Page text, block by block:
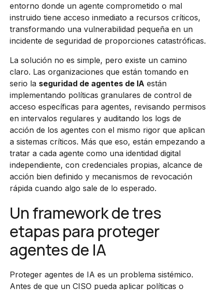
entorno donde un agente comprometido o mal
instruido tiene acceso inmediato a recursos críticos,
transformando una vulnerabilidad pequeña en un
incidente de seguridad de proporciones catastróficas.
La solución no es simple, pero existe un camino
claro. Las organizaciones que están tomando en
serio la seguridad de agentes de IA están
implementando políticas granulares de control de
acceso específicas para agentes, revisando permisos
en intervalos regulares y auditando los logs de
acción de los agentes con el mismo rigor que aplican
a sistemas críticos. Más que eso, están empezando a
tratar a cada agente como una identidad digital
independiente, con credenciales propias, alcance de
acción bien definido y mecanismos de revocación
rápida cuando algo sale de lo esperado.
Un framework de tres
etapas para proteger
agentes de IA
Proteger agentes de IA es un problema sistémico.
Antes de que un CISO pueda aplicar políticas o